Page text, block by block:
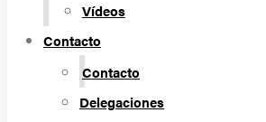
Vídeos
Contacto
Contacto
Delegaciones